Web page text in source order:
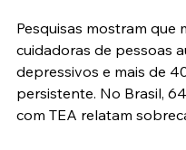
Pesquisas mostram que
cuidadoras de pessoas
depressivos e mais de
persistente. No Brasil,
com TEA relatam